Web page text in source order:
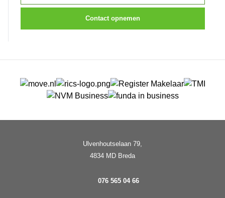
Contact opnemen
Ulvenhoutselaan 79,
4834 MD Breda
076 565 04 66